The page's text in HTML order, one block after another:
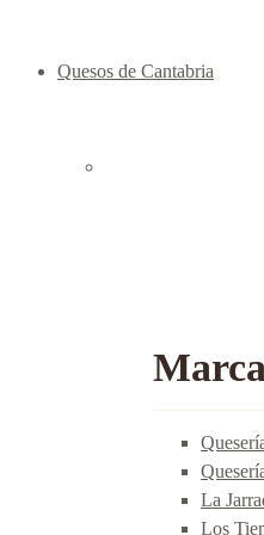
Quesos de Cantabria
La
Los